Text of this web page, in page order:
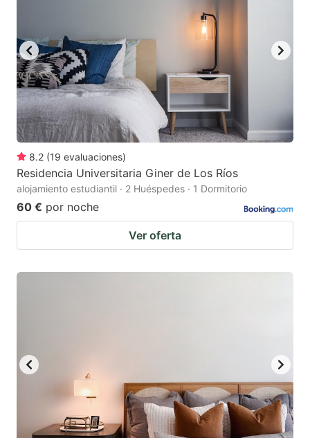
8.2 (19 evaluaciones)
Residencia Universitaria Giner de Los Ríos
alojamiento estudiantil · 2 Huéspedes · 1 Dormitorio
60 € por noche
Ver oferta